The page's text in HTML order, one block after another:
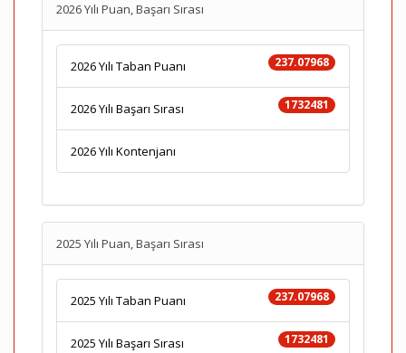
2026 Yılı Puan, Başarı Sırası
237.07968
2026 Yılı Taban Puanı
1732481
2026 Yılı Başarı Sırası
2026 Yılı Kontenjanı
2025 Yılı Puan, Başarı Sırası
237.07968
2025 Yılı Taban Puanı
1732481
2025 Yılı Başarı Sırası